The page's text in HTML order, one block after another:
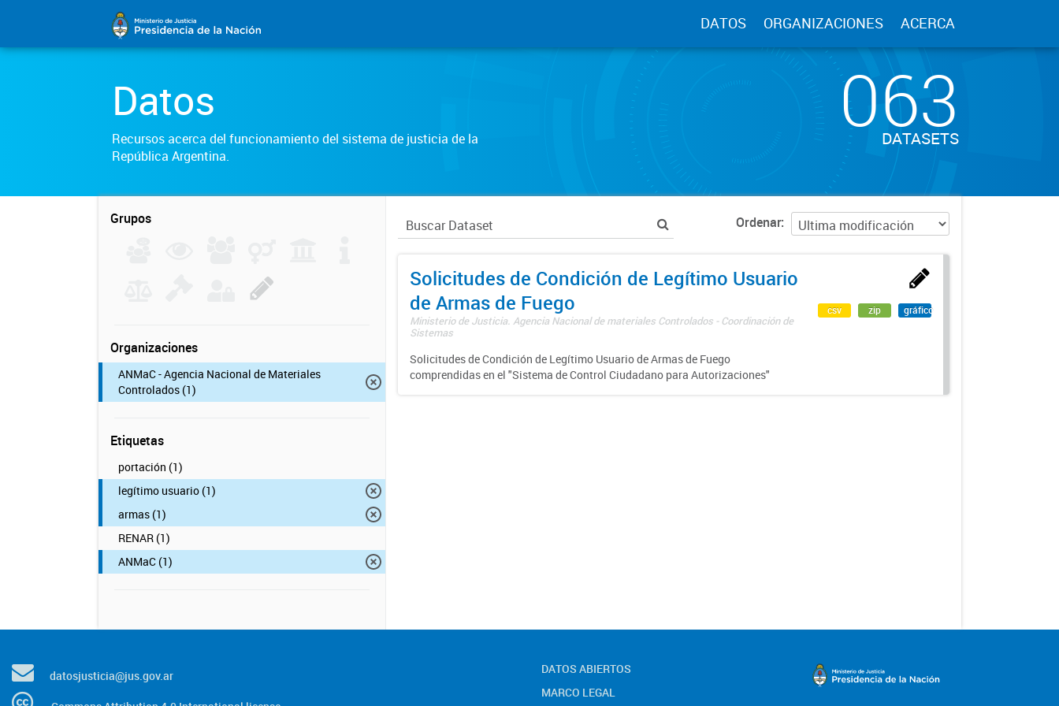
DATOS ORGANIZACIONES ACERCA
Datos
Recursos acerca del funcionamiento del sistema de justicia de la
República Argentina.
063
DATASETS
Grupos
Organizaciones
ANMaC - Agencia Nacional de Materiales
Controlados (1)
Etiquetas
portación (1)
legítimo usuario (1)
armas (1)
RENAR (1)
ANMaC (1)
Ordenar
Solicitudes de Condición de Legítimo Usuario
de Armas de Fuego
Ministerio de Justicia. Agencia Nacional de materiales Controlados - Coordinación de
Sistemas
Solicitudes de Condición de Legítimo Usuario de Armas de Fuego
comprendidas en el "Sistema de Control Ciudadano para Autorizaciones"
csv zip gráfico
datosjusticia@jus.gov.ar
DATOS ABIERTOS
MARCO LEGAL